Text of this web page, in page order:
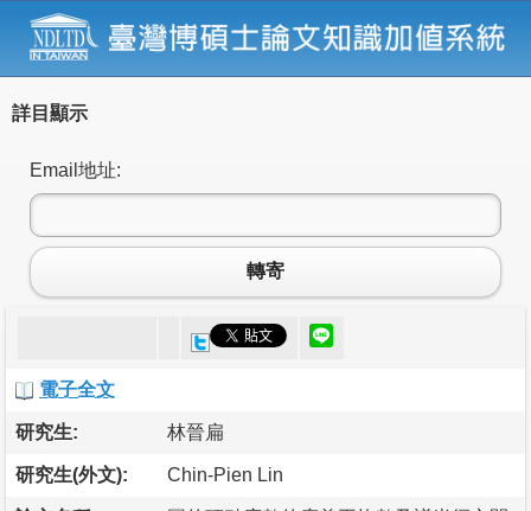
詳目顯示
Email地址:
轉寄
電子全文
研究生: 林晉扁
研究生(外文): Chin-Pien Lin